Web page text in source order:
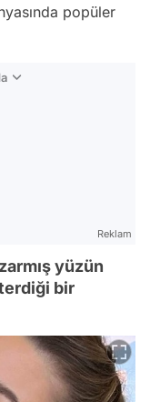
popüler
Reklam
yüzün
bir